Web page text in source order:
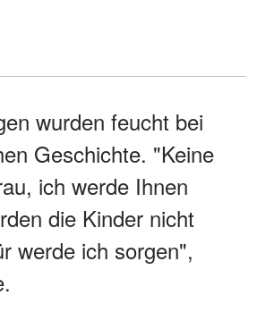
wurden feucht bei
Geschichte. "Keine
ich werde Ihnen
die Kinder nicht
werde ich sorgen",